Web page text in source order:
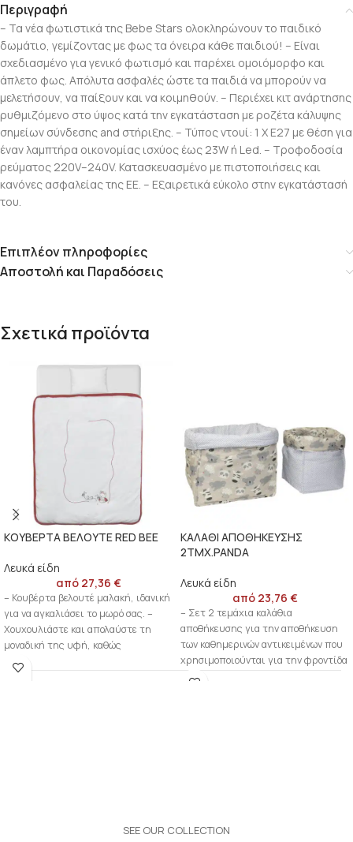
Περιγραφή
– Τα νέα φωτιστικά της Bebe Stars ολοκληρώνουν το παιδικό
δωμάτιο, γεμίζοντας με φως τα όνειρα κάθε παιδιού! – Είναι
σχεδιασμένο για γενικό φωτισμό και παρέχει ομοιόμορφο και
άπλετο φως. Απόλυτα ασφαλές ώστε τα παιδιά να μπορούν να
μελετήσουν, να παίξουν και να κοιμηθούν. – Περιέχει κιτ ανάρτησης
ρυθμιζόμενο στο ύψος κατά την εγκατάσταση με ροζέτα κάλυψης
σημείων σύνδεσης and στήριξης. – Τύπος ντουί: 1 Χ E27 με θέση για
έναν λαμπτήρα οικονομίας ισχύος έως 23W ή Led. – Τροφοδοσία
ρεύματος 220V–240V. Κατασκευασμένο με πιστοποιήσεις και
κανόνες ασφαλείας της ΕΕ. – Εξαιρετικά εύκολο στην εγκατάστασή
του.
Επιπλέον πληροφορίες
Αποστολή και Παραδόσεις
Σχετικά προϊόντα
ΚΟΥΒΕΡΤΑ ΒΕΛΟΥΤΕ RED BEE
Λευκά είδη
από 27,36 €
– Κουβέρτα βελουτέ μαλακή, ιδανική
για να αγκαλιάσει το μωρό σας. –
Χουχουλιάστε και απολαύστε τη
μοναδική της υφή, καθώς
ΚΑΛΑΘΙ ΑΠΟΘΗΚΕΥΣΗΣ
2ΤΜΧ.PANDA
Λευκά είδη
από 23,76 €
– Σετ 2 τεμάχια καλάθια
αποθήκευσης για την αποθήκευση
των καθημερινών αντικειμένων που
χρησιμοποιούνται για την φροντίδα
ενός μωρού. –
SEE OUR COLLECTION